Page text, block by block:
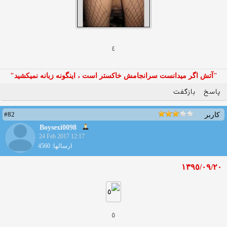
٤
"آتش اگر ميدانست سرانجامش خاكستر است ، اينگونه زبانه نميكشيد"
پاسخ بازگفت
کاربر
#82
Boysexi0098
24 Feb 2017 12:17
ارسالها: 4560
١٣٩٥/٠٩/٢٠
٥